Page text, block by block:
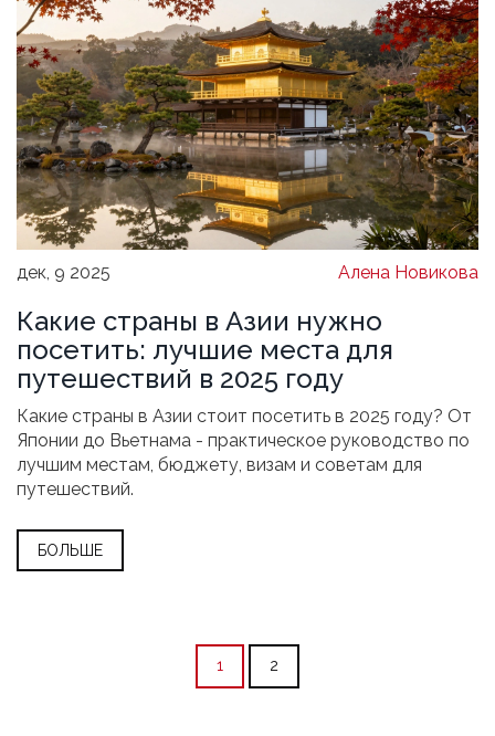
дек, 9 2025 Алена Новикова
Какие страны в Азии нужно
посетить: лучшие места для
путешествий в 2025 году
Какие страны в Азии стоит посетить в 2025 году? От
Японии до Вьетнама - практическое руководство по
лучшим местам, бюджету, визам и советам для
путешествий.
БОЛЬШЕ
1 2